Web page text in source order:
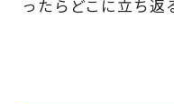
ったらどこに立ち返